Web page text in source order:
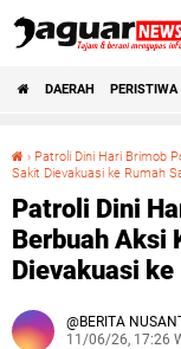
DAERAH PERISTIWA
› ‎Patroli Dini Hari Brimob
Sakit Dievakuasi ke Rumah
‎Patroli Dini
Berbuah Aksi
Dievakuasi
BERITA
11/06/26, 17:26